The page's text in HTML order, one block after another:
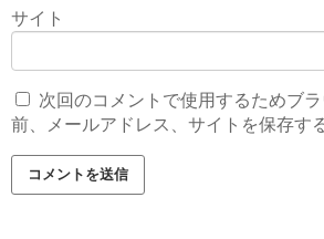
サイト
次回のコメントで使用するためブ
前、メールアドレス、サイトを保存する